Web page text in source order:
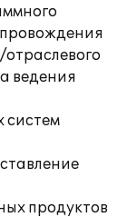
ведения
систем
продуктов